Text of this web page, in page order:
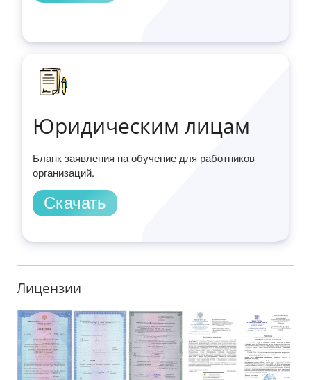
Юридическим лицам
Бланк заявления на обучение для работников
организаций.
Скачать
Лицензии